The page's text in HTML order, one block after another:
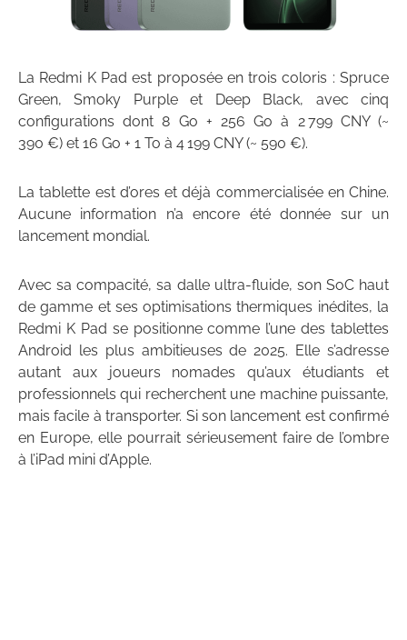
La Redmi K Pad est proposée en trois coloris : Spruce
Green, Smoky Purple et Deep Black, avec cinq
configurations dont 8 Go + 256 Go à 2 799 CNY (~
390 €) et 16 Go + 1 To à 4 199 CNY (~ 590 €).
La tablette est d’ores et déjà commercialisée en Chine.
Aucune information n’a encore été donnée sur un
lancement mondial.
Avec sa compacité, sa dalle ultra-fluide, son SoC haut
de gamme et ses optimisations thermiques inédites, la
Redmi K Pad se positionne comme l’une des tablettes
Android les plus ambitieuses de 2025. Elle s’adresse
autant aux joueurs nomades qu’aux étudiants et
professionnels qui recherchent une machine puissante,
mais facile à transporter. Si son lancement est confirmé
en Europe, elle pourrait sérieusement faire de l’ombre
à l’iPad mini d’Apple.